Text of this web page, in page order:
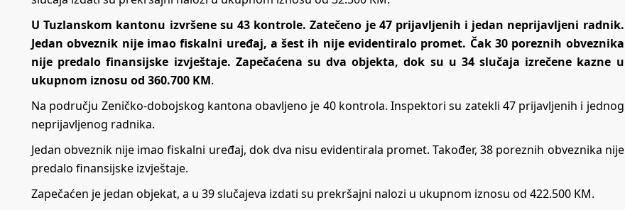
U Tuzlanskom kantonu izvršene su 43 kontrole. Zatečeno je 47 prijavljenih i jedan neprijavljeni radnik.
Jedan obveznik nije imao fiskalni uređaj, a šest ih nije evidentiralo promet. Čak 30 poreznih obveznika
nije predalo finansijske izvještaje. Zapečaćena su dva objekta, dok su u 34 slučaja izrečene kazne u
ukupnom iznosu od 360.700 KM.
Na području Zeničko-dobojskog kantona obavljeno je 40 kontrola. Inspektori su zatekli 47 prijavljenih i jednog
neprijavljenog radnika.
Jedan obveznik nije imao fiskalni uređaj, dok dva nisu evidentirala promet. Također, 38 poreznih obveznika nije
predalo finansijske izvještaje.
Zapečaćen je jedan objekat, a u 39 slučajeva izdati su prekršajni nalozi u ukupnom iznosu od 422.500 KM.